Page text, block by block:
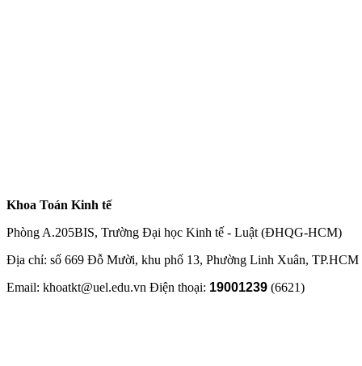
Khoa Toán Kinh tế
Phòng A.205BIS, Trường Đại học Kinh tế - Luật (ĐHQG-HCM)
Địa chỉ: số 669 Đỗ Mười, khu phố 13, Phường Linh Xuân, TP.HCM
Email: khoatkt@uel.edu.vn Điện thoại: 19001239 (6621)